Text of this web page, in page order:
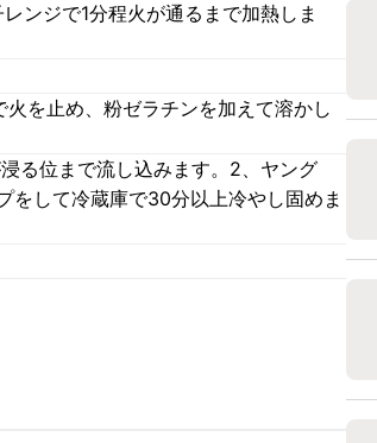
ンジで1分程火が通るまで加熱しま
を止め、粉ゼラチンを加えて溶かし
る位まで流し込みます。2、ヤング
をして冷蔵庫で30分以上冷やし固めま